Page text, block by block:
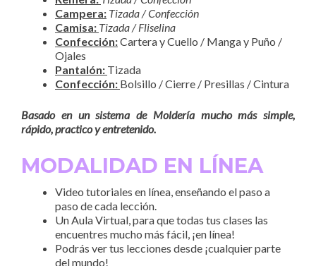
Campera: Tizada / Confección
Camisa: Tizada / Fliselina
Confección:Cartera y Cuello / Manga y Puño /
Ojales
Pantalón: Tizada
Confección: Bolsillo / Cierre / Presillas / Cintura
Basado en un sistema de Moldería mucho más simple,
rápido, practico y entretenido.
MODALIDAD EN LÍNEA
Video tutoriales en línea, enseñando el paso a
paso de cada lección.
Un Aula Virtual, para que todas tus clases las
encuentres mucho más fácil, ¡en línea!
Podrás ver tus lecciones desde ¡cualquier parte
del mundo!